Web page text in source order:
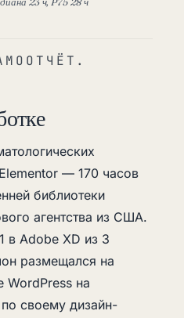
— 170 часов
библиотеки
агентства из США.
в Adobe XD из 3
размещался на
WordPress на
своему дизайн-